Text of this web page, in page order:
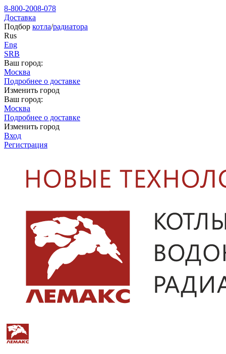
8-800-2008-078
Доставка
Подбор котла/радиатора
Rus
Eng
SRB
Ваш город:
Москва
Подробнее о доставке
Изменить город
Ваш город:
Москва
Подробнее о доставке
Изменить город
Вход
Регистрация